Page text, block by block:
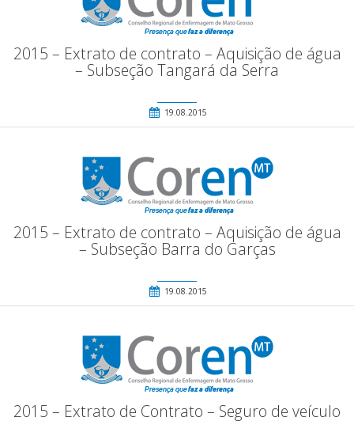
2015 – Extrato de contrato – Aquisição de água
– Subseção Tangará da Serra
19.08.2015
2015 – Extrato de contrato – Aquisição de água
– Subseção Barra do Garças
19.08.2015
2015 – Extrato de Contrato – Seguro de veículo